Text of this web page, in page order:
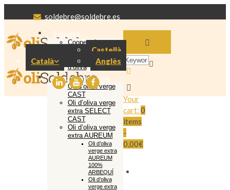
soldebre@soldebre.es
Català
Castellà
Anglès
Empresa
Cooperativa
Soldebre
Producció oli
d’oliva
El nostre oli d’oliva
Oli d’oliva verge
CAST
Oli d’oliva verge
extra SELECT
CAST
Oli d’oliva verge
extra AUREUM
Oli d’oliva
verge extra
AUREUM
100%
ARBEQUÍ
Oli d’oliva
verge extra
Your
cart: 0
items
-
0,00€